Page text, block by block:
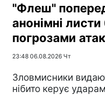
"Флеш"
анонімні листи
погрозами
23:48 06.08.2026 Чт
Зловмисники
нібито керує